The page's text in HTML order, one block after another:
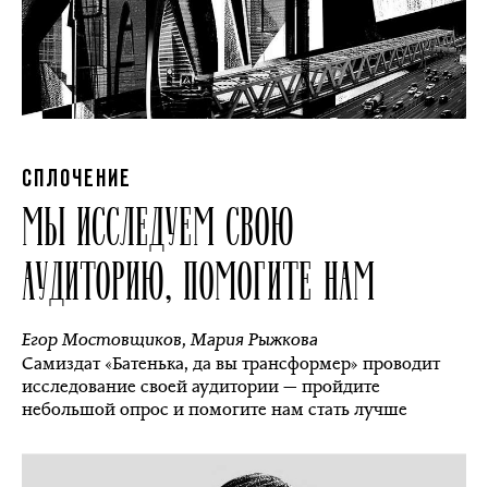
СПЛОЧЕНИЕ
МЫ ИССЛЕДУЕМ СВОЮ
АУДИТОРИЮ, ПОМОГИТЕ НАМ
Егор Мостовщиков,Мария Рыжкова
Самиздат «Батенька, да вы трансформер» проводит
исследование своей аудитории — пройдите
небольшой опрос и помогите нам стать лучше